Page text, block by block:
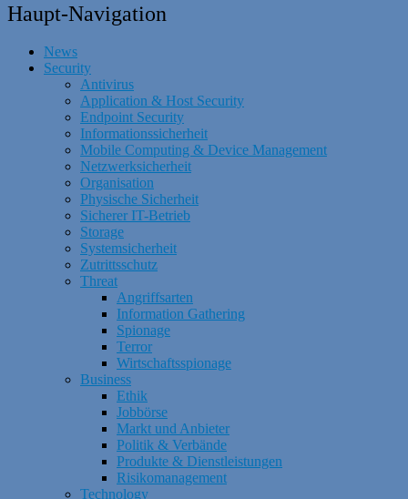
Haupt-Navigation
News
Security
Antivirus
Application & Host Security
Endpoint Security
Informationssicherheit
Mobile Computing & Device Management
Netzwerksicherheit
Organisation
Physische Sicherheit
Sicherer IT-Betrieb
Storage
Systemsicherheit
Zutrittsschutz
Threat
Angriffsarten
Information Gathering
Spionage
Terror
Wirtschaftsspionage
Business
Ethik
Jobbörse
Markt und Anbieter
Politik & Verbände
Produkte & Dienstleistungen
Risikomanagement
Technology